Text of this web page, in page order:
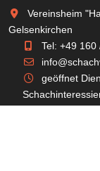
Vereinsheim
Gelsenkirchen
Tel: +49 160
geöffnet